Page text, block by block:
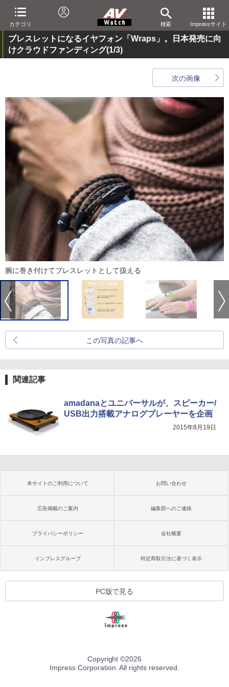
カテゴリ 検索 Impressサイト
ブレスレットになるイヤフォン「Wraps」。日本発売に向
けクラウドファンディング(1/3)
次の画像
腕に巻き付けてブレスレットとして扱える
この写真の記事へ
関連記事
amadanaとユニバーサルが、スピーカー/
USB出力搭載アナログプレーヤーを企画
2015年8月19日
本サイトのご利用について お問い合わせ
広告掲載のご案内 編集部へのご連絡
プライバシーポリシー 会社概要
インプレスグループ 特定商取引法に基づく表示
PC版で見る
Copyright ©2026
Impress Corporation. All rights reserved.